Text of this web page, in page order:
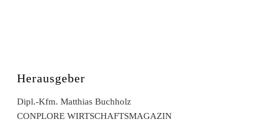
Herausgeber
Dipl.-Kfm. Matthias Buchholz
CONPLORE WIRTSCHAFTSMAGAZIN